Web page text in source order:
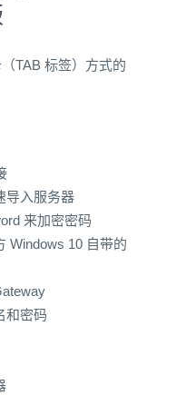
TAB 标签）方式的
导入服务器
来加密密码
Windows 10 自带的
和密码